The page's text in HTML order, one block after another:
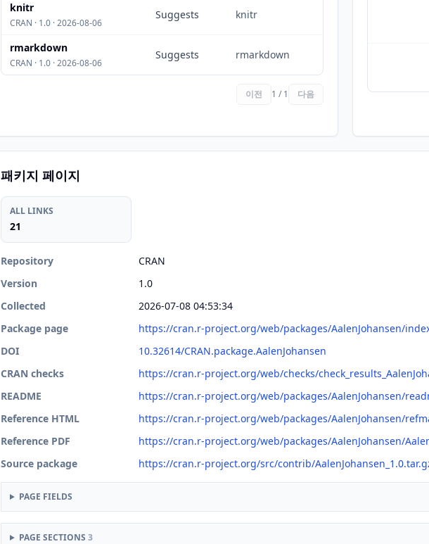
knitr
CRAN · 1.0 · 2026-08-06
Suggests knitr
rmarkdown
CRAN · 1.0 · 2026-08-06
Suggests rmarkdown
이전 1 / 1 다음
패키지 페이지
ALL LINKS
21
Repository
CRAN
Version
1.0
Collected
2026-07-08 04:53:34
Package page
https://cran.r-project.org/web/packages/AalenJohansen/
DOI
10.32614/CRAN.package.AalenJohansen
CRAN checks
https://cran.r-project.org/web/checks/
README
https://cran.r-project.org/web/packages/AalenJohansen/
Reference HTML
https://cran.r-project.org/web/packages/AalenJohansen/
Reference PDF
https://cran.r-project.org/web/packages/AalenJohansen/
Source package
https://cran.r-project.org/src/contrib/
PAGE FIELDS
PAGE SECTIONS 3